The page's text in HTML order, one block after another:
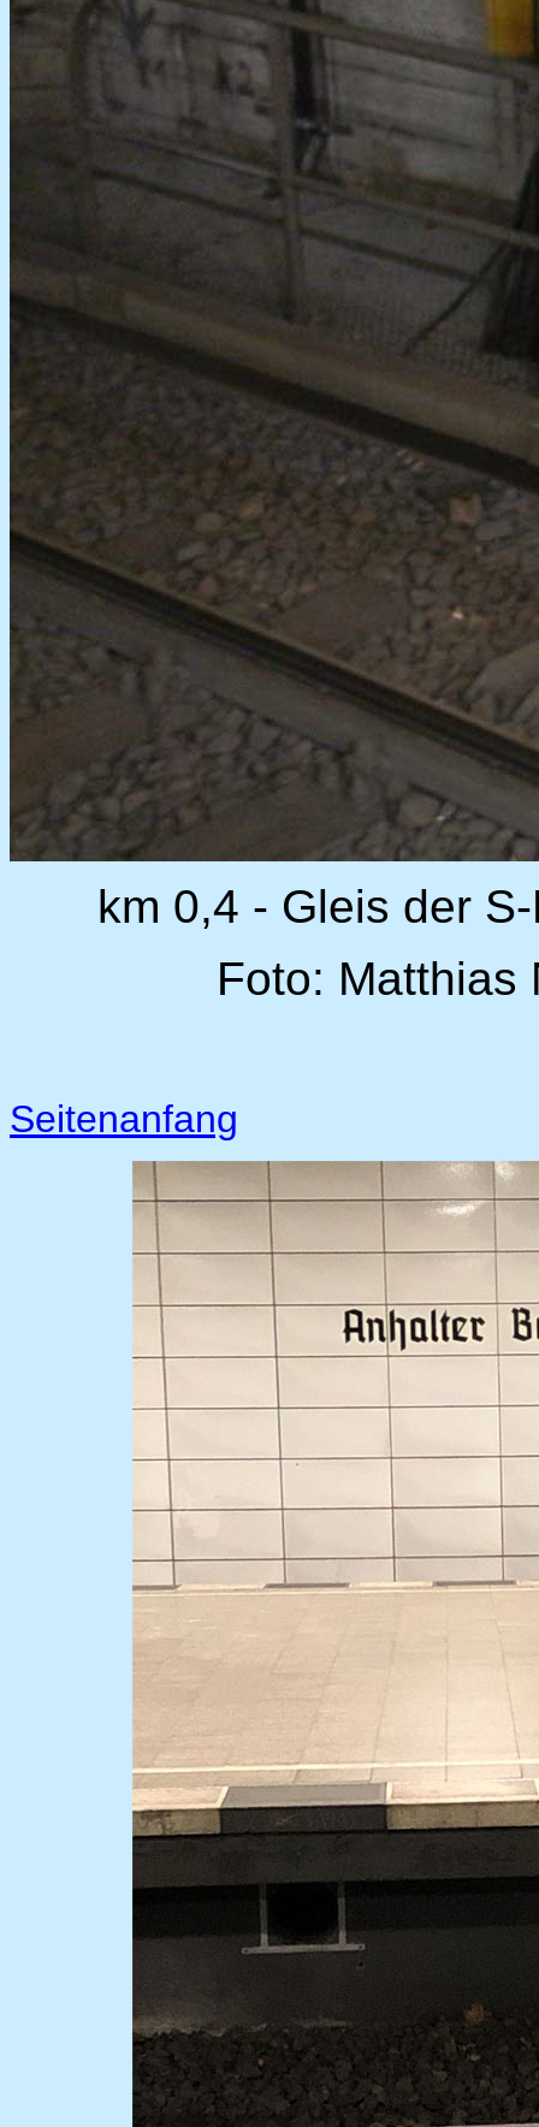
km 0,4 - Gleis der
Foto: Matthias
Seitenanfang